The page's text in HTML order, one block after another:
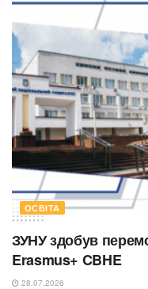
ОСВІТА
ЗУНУ здобув
Erasmus+ CBHE
28.07.2026